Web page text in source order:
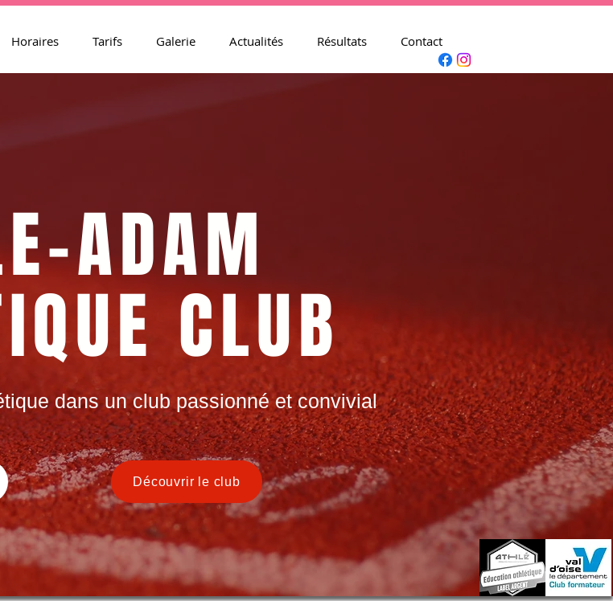
Horaires Tarifs Galerie Actualités Résultats Contact
ADAM
CLUB
dans un club passionné et convivial
Découvrir le club